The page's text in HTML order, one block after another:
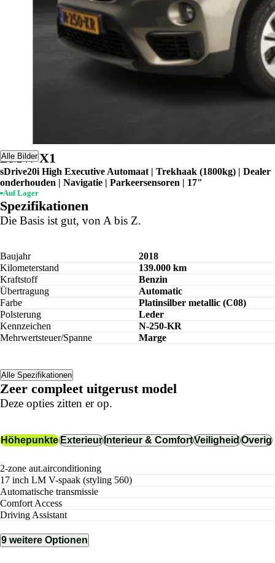
Alle Bilder
BMW X1
sDrive20i High Executive Automaat | Trekhaak (1800kg) | Dealer
onderhouden | Navigatie | Parkeersensoren | 17"
Auf Lager
Spezifikationen
Die Basis ist gut, von A bis Z.
Baujahr
2018
Kilometerstand
139.000 km
Kraftstoff
Benzin
Übertragung
Automatic
Farbe
Platinsilber metallic (C08)
Polsterung
Leder
Kennzeichen
N-250-KR
Mehrwertsteuer/Spanne
Marge
Alle Spezifikationen
Zeer compleet uitgerust model
Deze opties zitten er op.
HöhepunkteExterieurInterieur & ComfortVeiligheidOverig
2-zone aut.airconditioning
17 inch LM V-spaak (styling 560)
Automatische transmissie
Comfort Access
Driving Assistant
9 weitere Optionen